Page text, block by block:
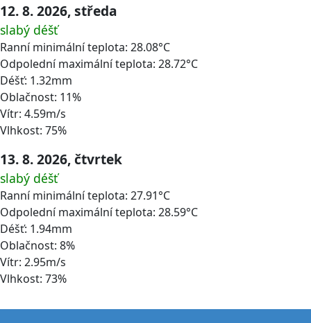
12. 8. 2026, středa
slabý déšť
Ranní minimální teplota: 28.08°C
Odpolední maximální teplota: 28.72°C
Déšť: 1.32mm
Oblačnost: 11%
Vítr: 4.59m/s
Vlhkost: 75%
13. 8. 2026, čtvrtek
slabý déšť
Ranní minimální teplota: 27.91°C
Odpolední maximální teplota: 28.59°C
Déšť: 1.94mm
Oblačnost: 8%
Vítr: 2.95m/s
Vlhkost: 73%